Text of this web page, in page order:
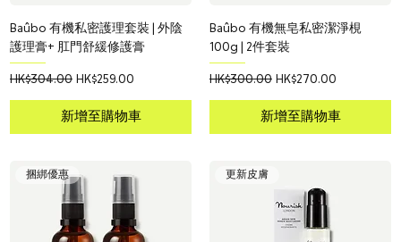
Baûbo 有機私密護理套裝 | 外陰
護理膏+ 肛門舒緩修護膏
一般價格
HK$304.00 促銷價格
HK$259.00
新增至購物車
Baûbo 有機無皂私密潔淨梘
100g | 2件套裝
一般價格
HK$300.00 促銷價格
HK$270.00
新增至購物車
捆綁優惠 更新皮膚